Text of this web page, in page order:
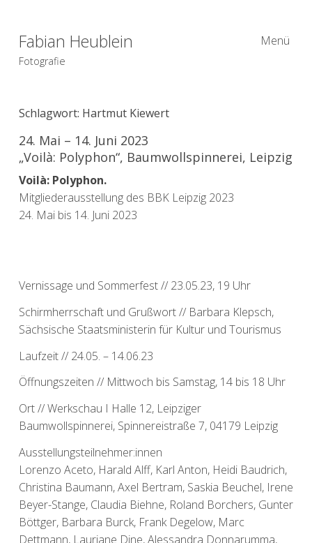
Fabian Heublein
Fotografie
Menü
Schlagwort: Hartmut Kiewert
24. Mai – 14. Juni 2023
„Voilà: Polyphon“, Baumwollspinnerei, Leipzig
Voilà: Polyphon.
Mitgliederausstellung des BBK Leipzig 2023
24. Mai bis 14. Juni 2023
Vernissage und Sommerfest // 23.05.23, 19 Uhr
Schirmherrschaft und Grußwort // Barbara Klepsch,
Sächsische Staatsministerin für Kultur und Tourismus
Laufzeit // 24.05. – 14.06.23
Öffnungszeiten // Mittwoch bis Samstag, 14 bis 18 Uhr
Ort // Werkschau I Halle 12, Leipziger
Baumwollspinnerei, Spinnereistraße 7, 04179 Leipzig
Ausstellungsteilnehmer:innen
Lorenzo Aceto, Harald Alff, Karl Anton, Heidi Baudrich,
Christina Baumann, Axel Bertram, Saskia Beuchel, Irene
Beyer-Stange, Claudia Biehne, Roland Borchers, Gunter
Böttger, Barbara Burck, Frank Degelow, Marc
Dettmann, Lauriane Dine, Alessandra Donnarumma,